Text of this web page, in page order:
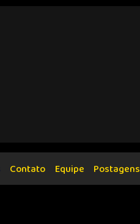
Contato Equipe Postagens